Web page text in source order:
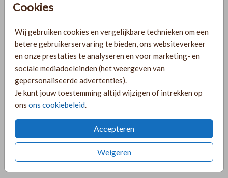
Cookies
Wij gebruiken cookies en vergelijkbare technieken om een
betere gebruikerservaring te bieden, ons websiteverkeer
en onze prestaties te analyseren en voor marketing- en
sociale mediadoeleinden (het weergeven van
gepersonaliseerde advertenties).
Je kunt jouw toestemming altijd wijzigen of intrekken op
ons ons cookiebeleid.
Accepteren
Weigeren
PRODUCTINFORMATIE
OMSCHRIJVING
blanco-langwerpig
COLLECTIE